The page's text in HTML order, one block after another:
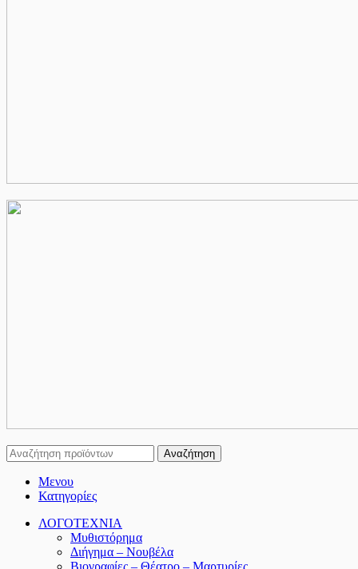
Αναζήτηση
Μενου
Κατηγορίες
ΛΟΓΟΤΕΧΝΙΑ
Μυθιστόρημα
Διήγημα – Νουβέλα
Βιογραφίες – Θέατρο – Μαρτυρίες